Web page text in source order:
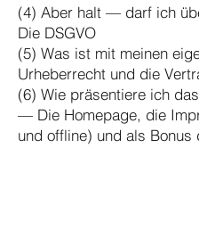
(4) Aber halt — darf ich
Die DSGVO
(5) Was ist mit meinen
Urheberrecht und die
(6) Wie präsentiere ich
— Die Homepage, die
und offline) und als Bonus